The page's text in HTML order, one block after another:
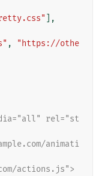
],
,
"https://othe
rel="st
animati
actions.js">